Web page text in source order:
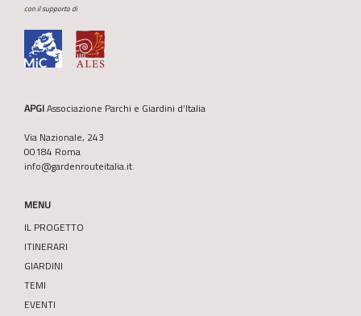
con il supporto di
APGIAssociazione Parchi e Giardini d’Italia
Via Nazionale, 243
00184 Roma
info@gardenrouteitalia.it
MENU
IL PROGETTO
ITINERARI
GIARDINI
TEMI
EVENTI